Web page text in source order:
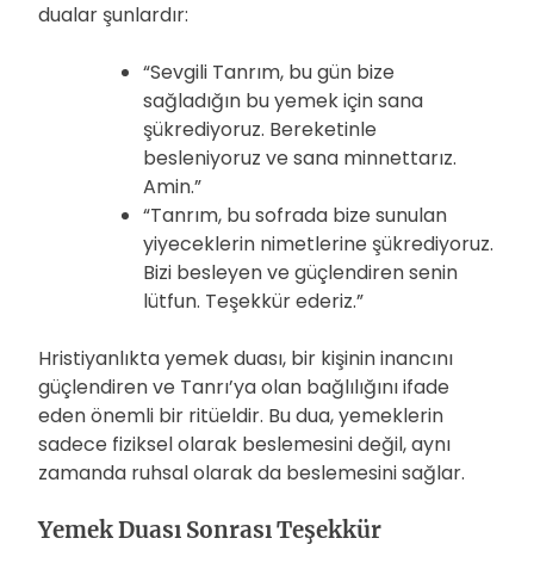
dualar şunlardır:
“Sevgili Tanrım, bu gün bize
sağladığın bu yemek için sana
şükrediyoruz. Bereketinle
besleniyoruz ve sana minnettarız.
Amin.”
“Tanrım, bu sofrada bize sunulan
yiyeceklerin nimetlerine şükrediyoruz.
Bizi besleyen ve güçlendiren senin
lütfun. Teşekkür ederiz.”
Hristiyanlıkta yemek duası, bir kişinin inancını
güçlendiren ve Tanrı’ya olan bağlılığını ifade
eden önemli bir ritüeldir. Bu dua, yemeklerin
sadece fiziksel olarak beslemesini değil, aynı
zamanda ruhsal olarak da beslemesini sağlar.
Yemek Duası Sonrası Teşekkür